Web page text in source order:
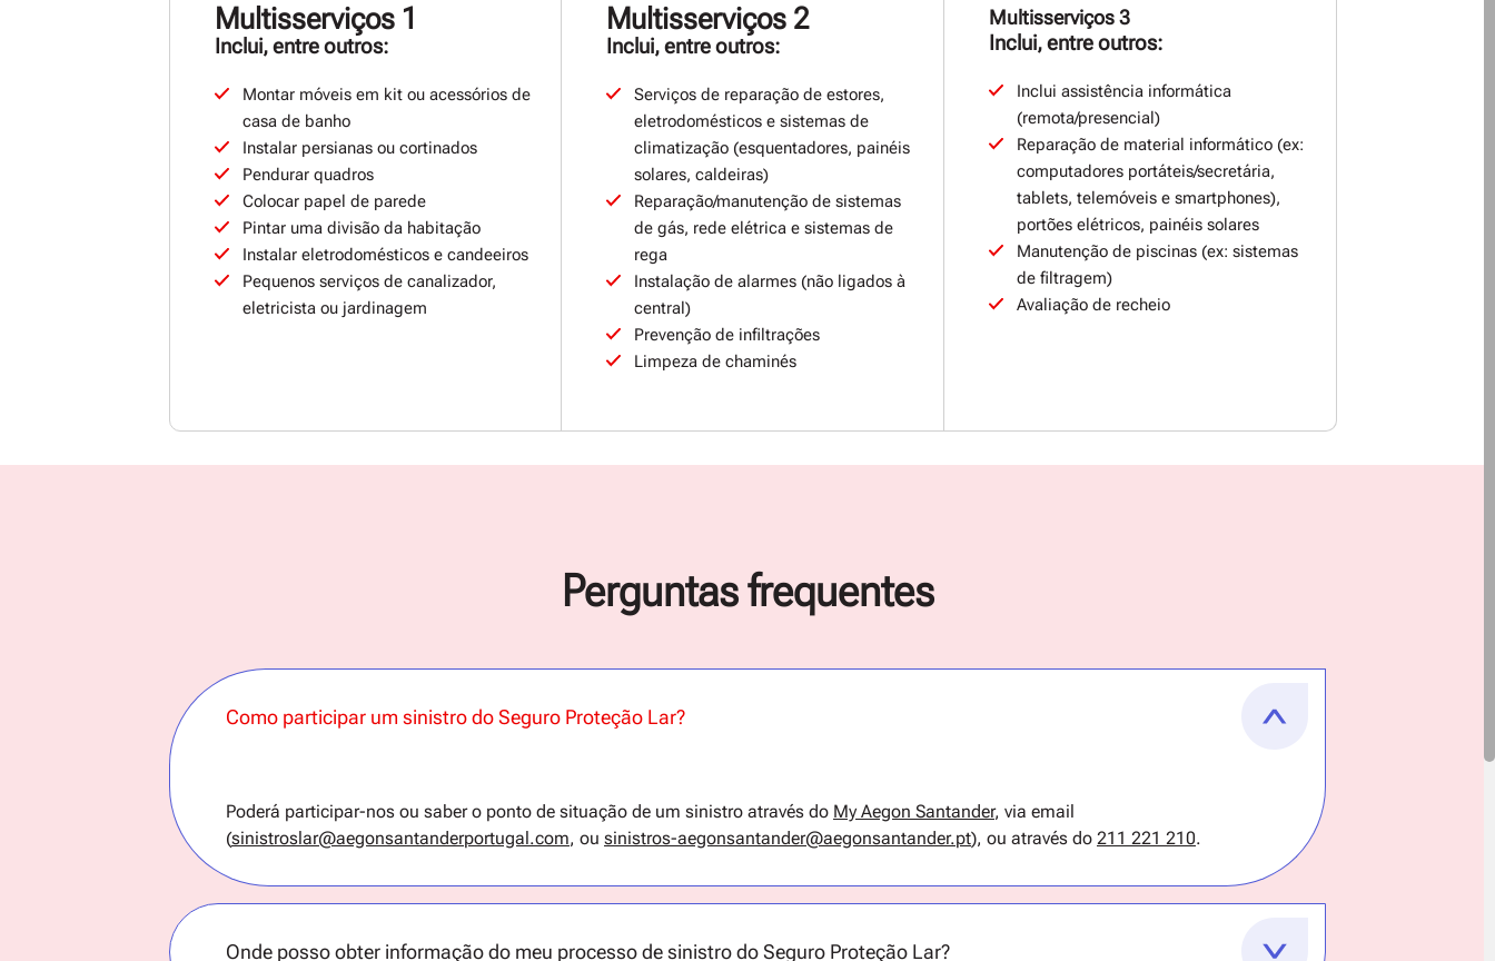
Multisserviços 1
Inclui, entre outros:
Montar móveis em kit ou acessórios de
casa de banho
Instalar persianas ou cortinados
Pendurar quadros
Colocar papel de parede
Pintar uma divisão da habitação
Instalar eletrodomésticos e candeeiros
Pequenos serviços de canalizador,
eletricista ou jardinagem
Multisserviços 2
Inclui, entre outros:
Serviços de reparação de estores,
eletrodomésticos e sistemas de
climatização (esquentadores, painéis
solares, caldeiras)
Reparação/manutenção de sistemas
de gás, rede elétrica e sistemas de
rega
Instalação de alarmes (não ligados à
central)
Prevenção de infiltrações
Limpeza de chaminés
Multisserviços 3
Inclui, entre outros:
Inclui assistência informática
(remota/presencial)
Reparação de material informático (ex:
computadores portáteis/secretária,
tablets, telemóveis e smartphones),
portões elétricos, painéis solares
Manutenção de piscinas (ex: sistemas
de filtragem)
Avaliação de recheio
Perguntas frequentes
Como participar um sinistro do Seguro Proteção Lar?
Poderá participar-nos ou saber o ponto de situação de um sinistro através do My Aegon Santander, via email
(sinistroslar@aegonsantanderportugal.com, ou sinistros-aegonsantander@aegonsantander.pt), ou através do 211 221 210.
Onde posso obter informação do meu processo de sinistro do Seguro Proteção Lar?